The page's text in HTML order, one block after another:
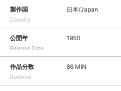
製作国
Country
日本/Japan
公開年
Release Date
1950
作品分数
Runtime
86 MIN